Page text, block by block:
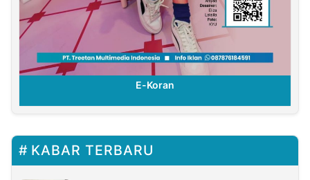
E-Koran
KABAR TERBARU